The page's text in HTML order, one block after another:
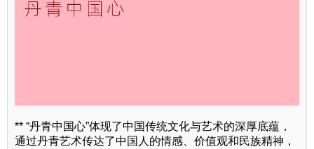
** “丹青中国心”体现了中国传统文化与艺术的深厚底蕴，
通过丹青艺术传达了中国人的情感、价值观和民族精神，